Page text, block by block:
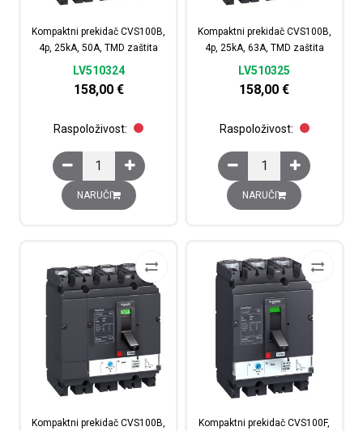
Kompaktni prekidač CVS100B,
4p, 25kA, 50A, TMD zaštita
LV510324
158,00 €
Raspoloživost:
Kompaktni prekidač CVS100B, 4p, 25kA, 50A, TMD
NARUČI
Kompaktni prekidač CVS100B,
4p, 25kA, 63A, TMD zaštita
LV510325
158,00€
Raspoloživost:
Kompaktni prekidač
NARUČI
Kompaktni prekidač CVS100B,
Kompaktni prekidač CVS100F,